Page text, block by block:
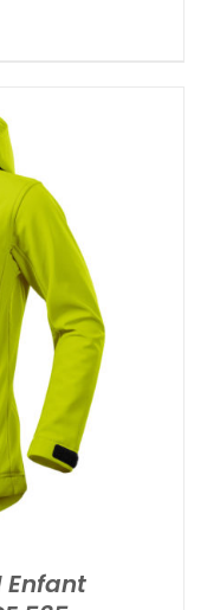
Enfant